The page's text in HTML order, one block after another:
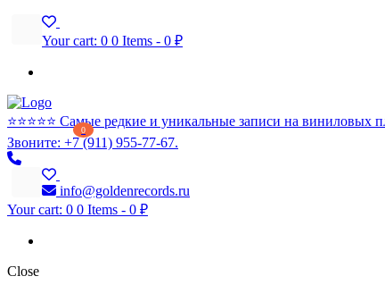
Your cart: 0 0 Items - 0 ₽
⭐️⭐️⭐️⭐️⭐️ Самые редкие и уникальные записи на виниловых
Звоните: +7 (911) 955-77-67.
0
info@goldenrecords.ru
Your cart: 0 0 Items - 0 ₽
Close